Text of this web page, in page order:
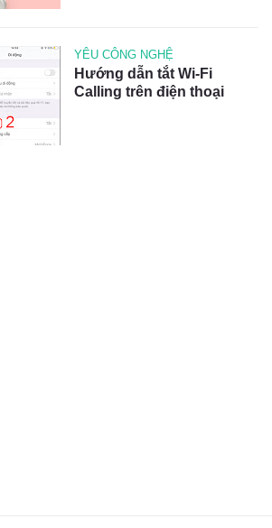
YÊU CÔNG NGHỆ
Hướng dẫn tắt Wi-Fi
Calling trên điện thoại